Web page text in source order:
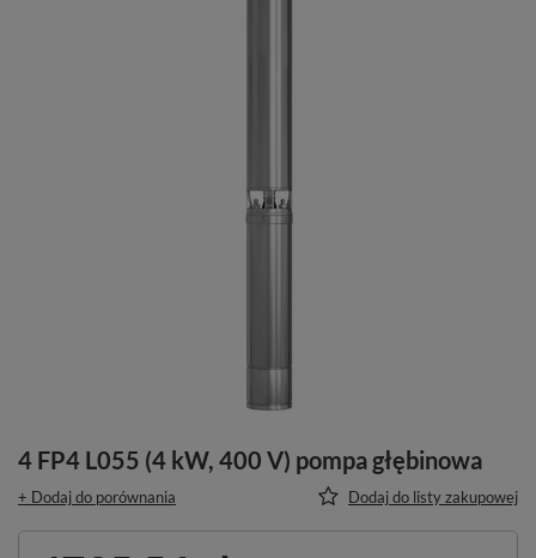
4 FP4 L055 (4 kW, 400 V) pompa głębinowa
+ Dodaj do porównania Dodaj do listy zakupowej